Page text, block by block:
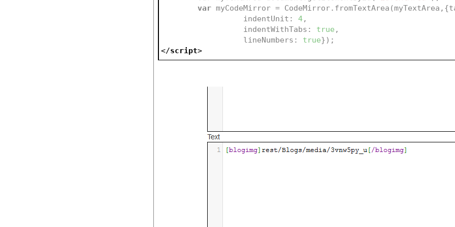
var myCodeMirror =
		  indentUnit:
4,
		  indentWithTabs:
true ,
		  lineNumbers:
true});
</script>